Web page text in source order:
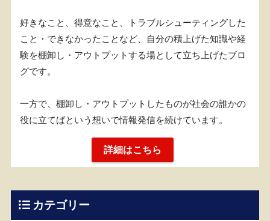
好きなこと、得意なこと、トラブルシューティングした
こと・できなかったことなど、自分の積上げた知識や経
験を棚卸し・アウトプットする場として立ち上げたブロ
グです。
一方で、棚卸し・アウトプットしたものが社会の誰かの
役に立てばという想いで情報発信を続けています。
詳細はこちら
カテゴリー